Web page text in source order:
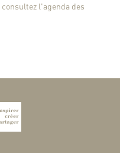
consultez l'agenda des